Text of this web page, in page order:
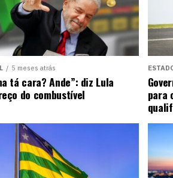
5 meses atrás
tá cara? Ande”: diz Lula
do combustível
para